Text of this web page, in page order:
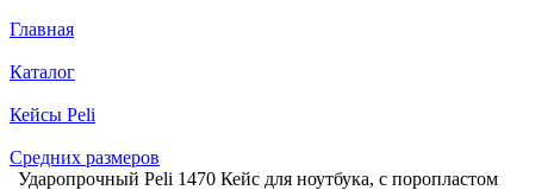
Главная
Каталог
Кейсы Peli
Средних размеров
Ударопрочный Peli 1470 Кейс для ноутбука, с поропластом